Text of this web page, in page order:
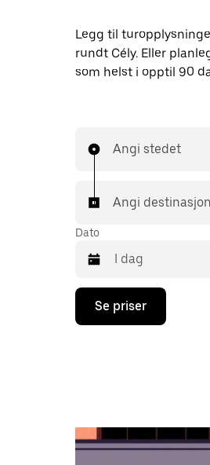
Legg til
rundt Cély. Eller
som helst i opptil 90
Angi stedet
Angi destinasjon
Dato
Trykk
piltast
velge
en
dato.
Se priser